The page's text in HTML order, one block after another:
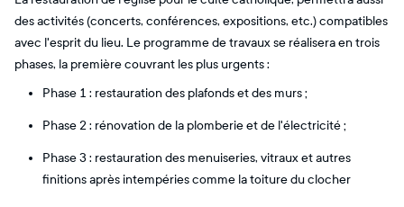
des activités (concerts, conférences, expositions, etc.) compatibles
avec l'esprit du lieu. Le programme de travaux se réalisera en trois
phases, la première couvrant les plus urgents :
Phase 1 : restauration des plafonds et des murs ;
Phase 2 : rénovation de la plomberie et de l'électricité ;
Phase 3 : restauration des menuiseries, vitraux et autres
finitions après intempéries comme la toiture du clocher